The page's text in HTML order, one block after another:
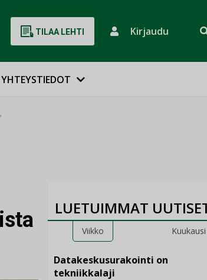
TILAA LEHTI Kirjaudu
YHTEYSTIEDOT
LUETUIMMAT
Viikko Kuukausi
Datakeskusurakointi on
tekniikkalaji